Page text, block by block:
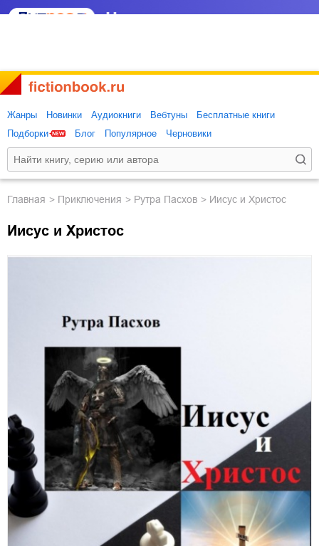
Жанры Новинки Аудиокниги Вебтуны
Бесплатные книги
Подборки
Блог Популярное Черновики
Главная приключения Рутра Пасхов Иисус и Христос
Иисус и Христос